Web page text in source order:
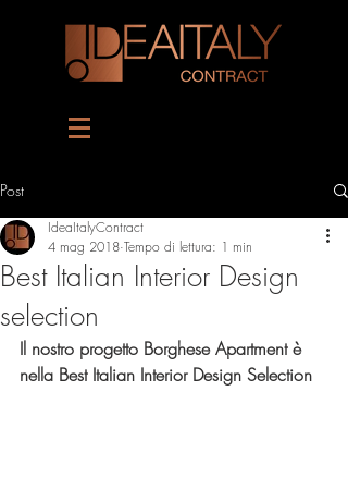
Post
Best Italian Interior Design
selection
IdeaItalyContract
4 mag 2018 Tempo di lettura: 1 min
Il nostro progetto Borghese Apartment è
nella Best Italian Interior Design Selection